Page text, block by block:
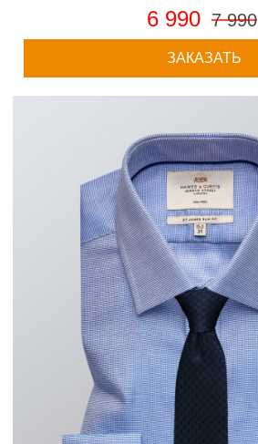
6 990 7 990
ЗАКАЗАТЬ